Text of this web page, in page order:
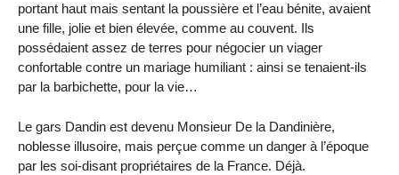
portant haut mais sentant la poussière et l’eau bénite, avaient
une fille, jolie et bien élevée, comme au couvent. Ils
possédaient assez de terres pour négocier un viager
confortable contre un mariage humiliant : ainsi se tenaient-ils
par la barbichette, pour la vie…
Le gars Dandin est devenu Monsieur De la Dandinière,
noblesse illusoire, mais perçue comme un danger à l’époque
par les soi-disant propriétaires de la France. Déjà.